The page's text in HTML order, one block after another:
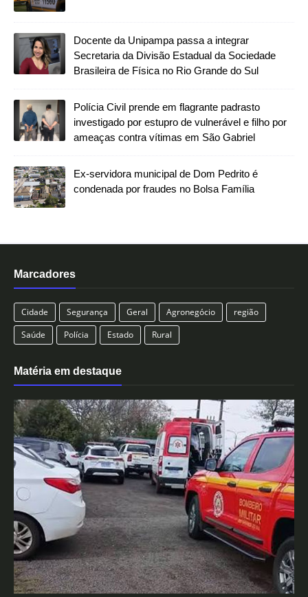
Docente da Unipampa passa a integrar
Secretaria da Divisão Estadual da Sociedade
Brasileira de Física no Rio Grande do Sul
Polícia Civil prende em flagrante padrasto
investigado por estupro de vulnerável e filho por
ameaças contra vítimas em São Gabriel
Ex-servidora municipal de Dom Pedrito é
condenada por fraudes no Bolsa Família
Marcadores
Cidade Segurança Geral Agronegócio
região
Saúde
Polícia Estado Rural
Matéria em destaque